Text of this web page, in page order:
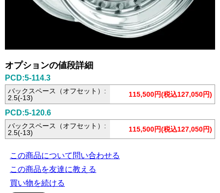
オプションの値段詳細
PCD:5-114.3
バックスペース（オフセット）:
2.5(-13)
115,500円(税込127,050円)
PCD:5-120.6
バックスペース（オフセット）:
2.5(-13)
115,500円(税込127,050円)
この商品について問い合わせる
この商品を友達に教える
買い物を続ける